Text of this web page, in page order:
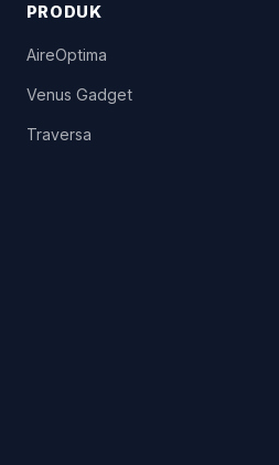
PRODUK
AireOptima
Venus Gadget
Traversa